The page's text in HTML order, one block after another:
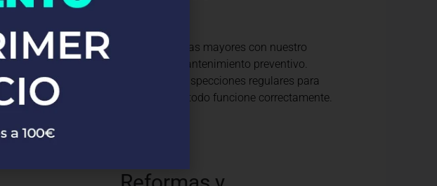
fregaderos
de todo con
Evita problemas mayores con nuestro
servicio de mantenimiento preventivo.
Realizamos inspecciones regulares para
asegurar que todo funcione correctamente.